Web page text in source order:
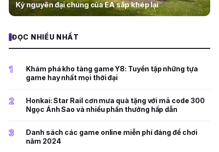
Kỷ nguyên đại chúng của EA sắp khép lại
ĐỌC NHIỀU NHẤT
1
Khám phá kho tàng game Y8: Tuyển tập những tựa
game hay nhất mọi thời đại
2
Honkai: Star Rail cơn mưa quà tặng với mã code 300
Ngọc Ánh Sao và nhiều phần thưởng hấp dẫn
3
Danh sách các game online miễn phí đáng để chơi
năm 2024